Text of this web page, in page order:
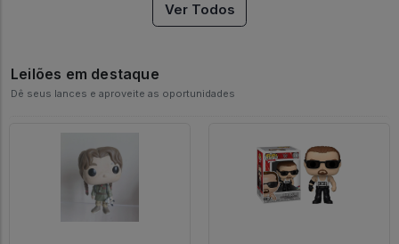
Ver Todos
Leilões em destaque
Dê seus lances e aproveite as oportunidades